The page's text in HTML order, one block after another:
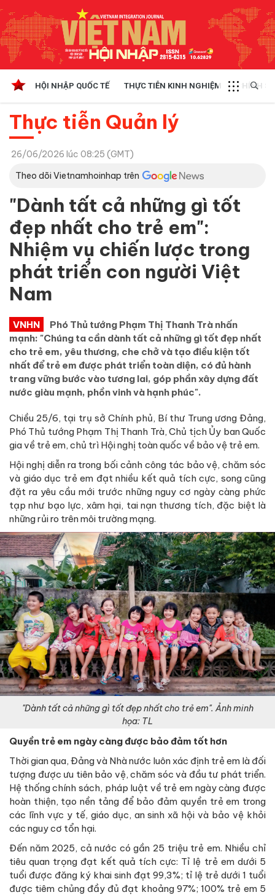
HỘI NHẬP QUỐC TẾ THỰC TIỄN KINH NGHIỆM CHÍNH
Thực tiễn Quản lý
26/06/2026 lúc 08:25 (GMT)
Theo dõi Vietnamhoinhap trên
"Dành tất cả những gì tốt
đẹp nhất cho trẻ em":
Nhiệm vụ chiến lược trong
phát triển con người Việt
Nam
VNHN
Phó Thủ tướng Phạm Thị Thanh Trà nhấn
mạnh: "Chúng ta cần dành tất cả những gì tốt đẹp nhất
cho trẻ em, yêu thương, che chở và tạo điều kiện tốt
nhất để trẻ em được phát triển toàn diện, có đủ hành
trang vững bước vào tương lai, góp phần xây dựng đất
nước giàu mạnh, phồn vinh và hạnh phúc".
Chiều 25/6, tại trụ sở Chính phủ, Bí thư Trung ương Đảng,
Phó Thủ tướng Phạm Thị Thanh Trà, Chủ tịch Ủy ban Quốc
gia về trẻ em, chủ trì Hội nghị toàn quốc về bảo vệ trẻ em.
Hội nghị diễn ra trong bối cảnh công tác bảo vệ, chăm sóc
và giáo dục trẻ em đạt nhiều kết quả tích cực, song cũng
đặt ra yêu cầu mới trước những nguy cơ ngày càng phức
tạp như bạo lực, xâm hại, tai nạn thương tích, đặc biệt là
những rủi ro trên môi trường mạng.
"Dành tất cả những gì tốt đẹp nhất cho trẻ em". Ảnh minh
họa: TL
Quyền trẻ em ngày càng được bảo đảm tốt hơn
Thời gian qua, Đảng và Nhà nước luôn xác định trẻ em là đối
tượng được ưu tiên bảo vệ, chăm sóc và đầu tư phát triển.
Hệ thống chính sách, pháp luật về trẻ em ngày càng được
hoàn thiện, tạo nền tảng để bảo đảm quyền trẻ em trong
các lĩnh vực y tế, giáo dục, an sinh xã hội và bảo vệ khỏi
các nguy cơ tổn hại.
Đến năm 2025, cả nước có gần 25 triệu trẻ em. Nhiều chỉ
tiêu quan trọng đạt kết quả tích cực: Tỉ lệ trẻ em dưới 5
tuổi được đăng ký khai sinh đạt 99,3%; tỉ lệ trẻ dưới 1 tuổi
được tiêm chủng đầy đủ đạt khoảng 97%; 100% trẻ em 5